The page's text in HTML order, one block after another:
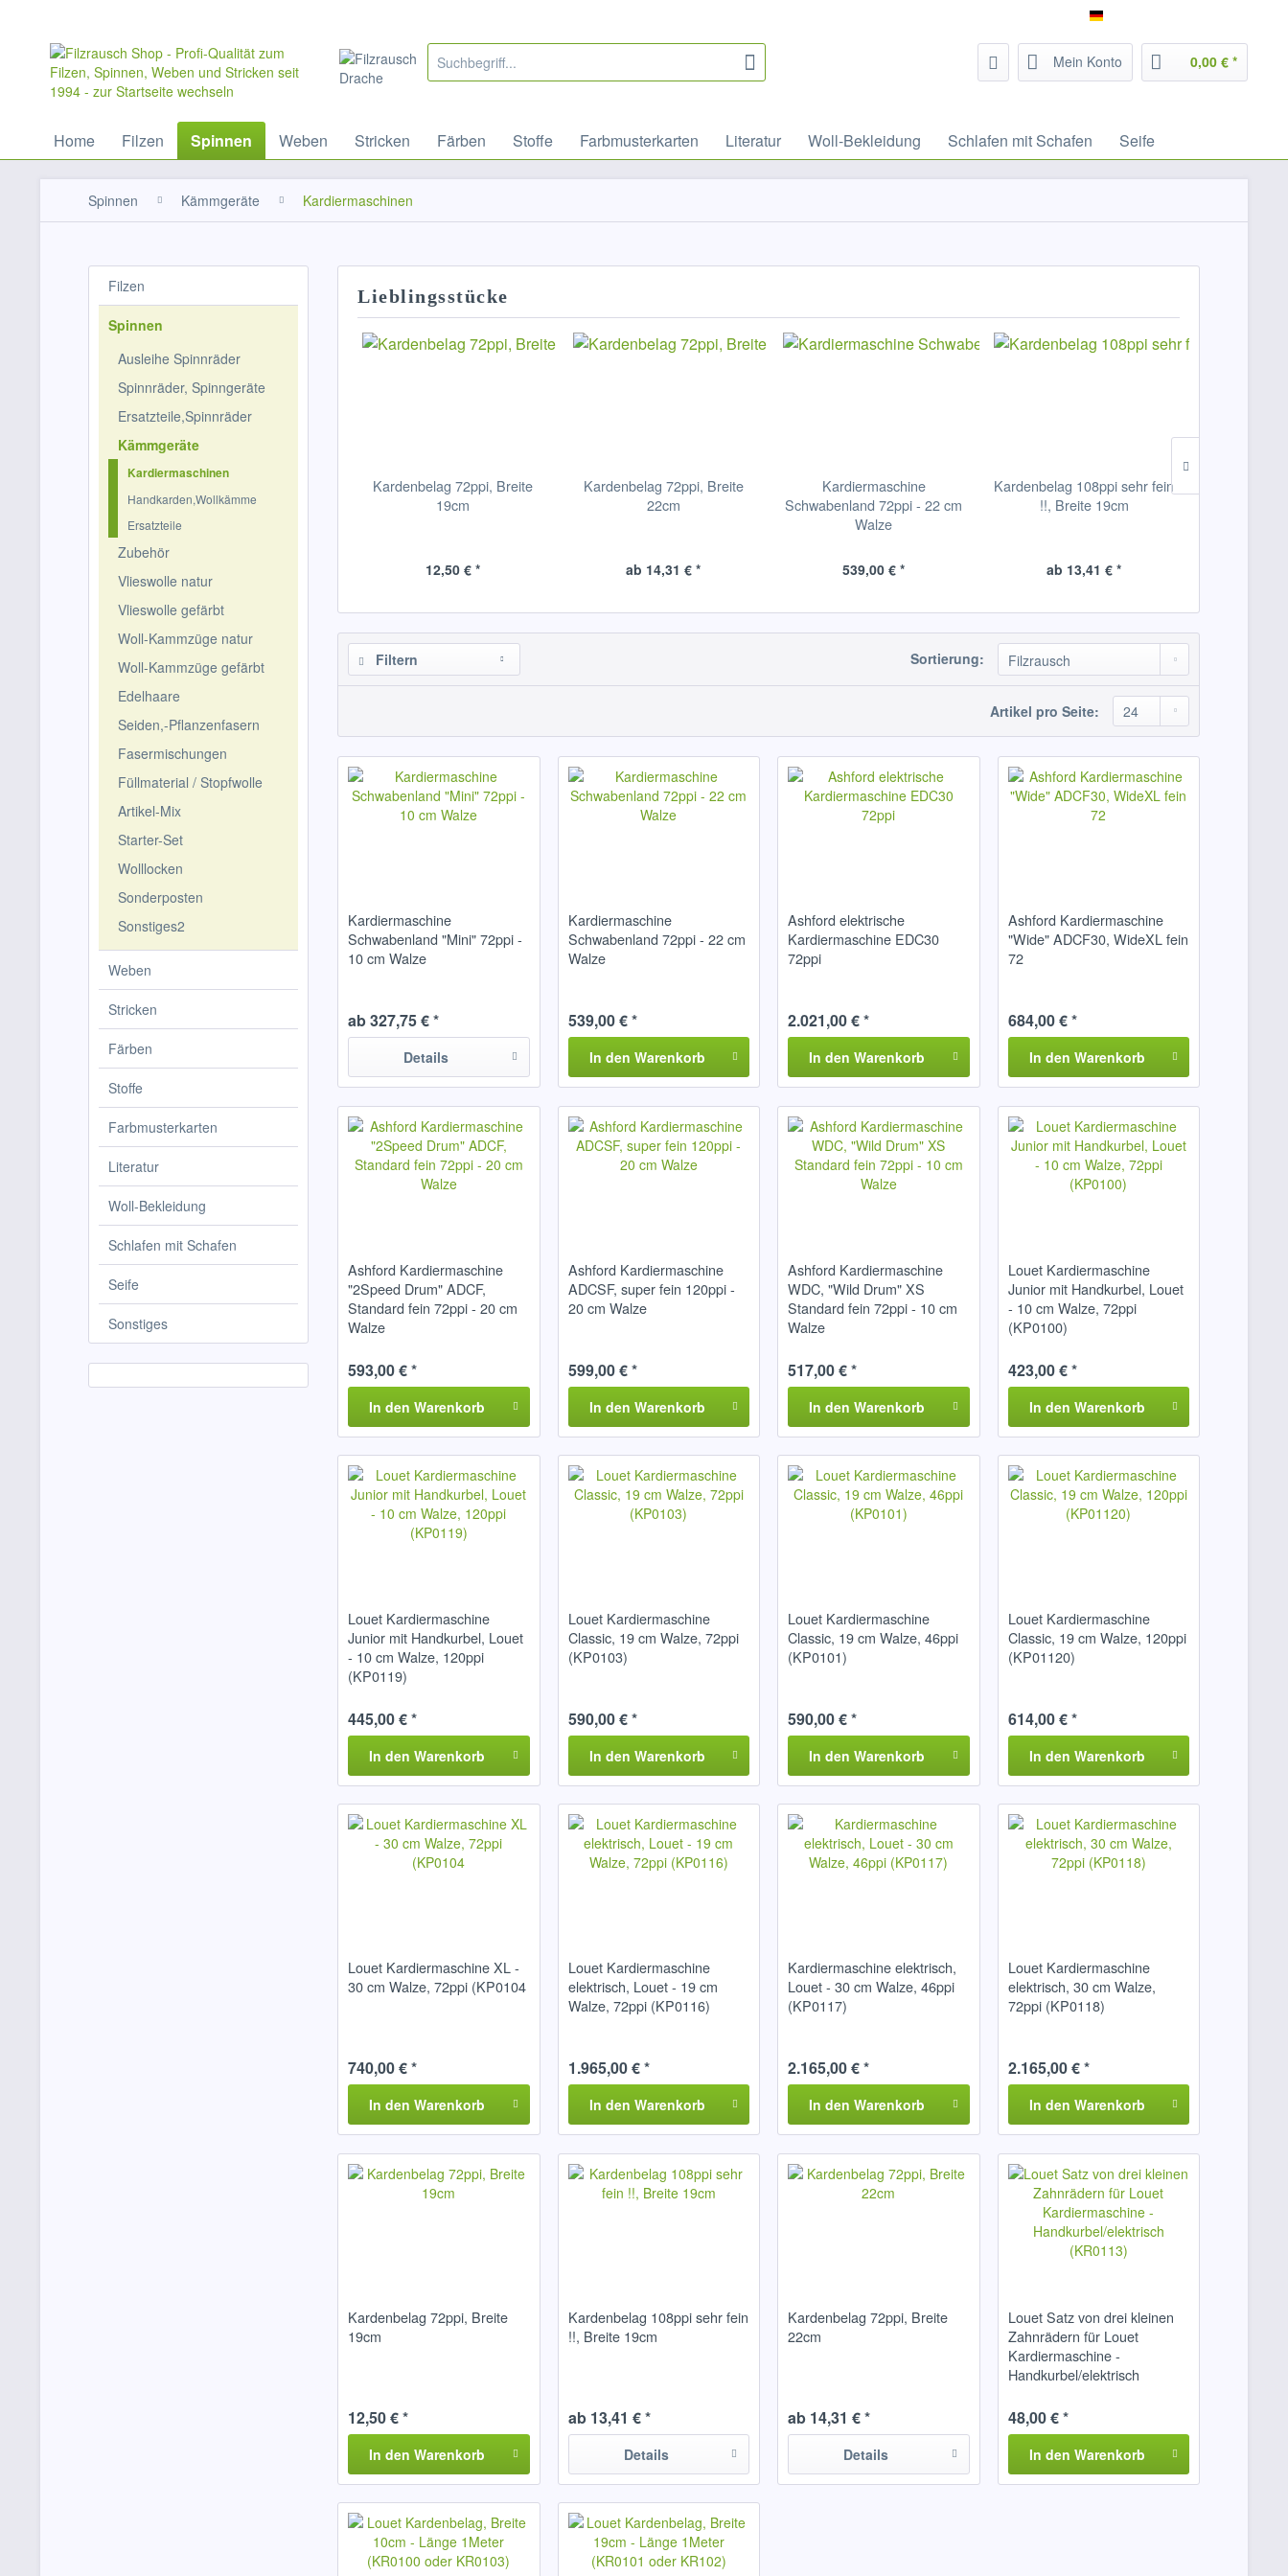
Mein Konto 0,00 € *
Home Filzen Spinnen Weben Stricken Färben Stoffe Farbmusterkarten Literatur Woll-Bekleidung Schlafen mit Schafen Seife
Spinnen Kämmgeräte Kardiermaschinen
Filzen
Spinnen
Ausleihe Spinnräder
Spinnräder, Spinngeräte
Ersatzteile,Spinnräder
Kämmgeräte
Kardiermaschinen
Handkarden,Wollkämme
Ersatzteile
Zubehör
Vlieswolle natur
Vlieswolle gefärbt
Woll-Kammzüge natur
Woll-Kammzüge gefärbt
Edelhaare
Seiden,-Pflanzenfasern
Fasermischungen
Füllmaterial / Stopfwolle
Artikel-Mix
Starter-Set
Wolllocken
Sonderposten
Sonstiges2
Weben
Stricken
Färben
Stoffe
Farbmusterkarten
Literatur
Woll-Bekleidung
Schlafen mit Schafen
Seife
Sonstiges
Lieblingsstücke
Kardenbelag 72ppi, Breite
19cm
12,50 € *
Kardenbelag 72ppi, Breite
22cm
ab 14,31 € *
Kardiermaschine
Schwabenland 72ppi - 22 cm
Walze
539,00 € *
Kardenbelag 108ppi sehr fein
!!, Breite 19cm
ab 13,41 € *
Filtern Sortierung:
Artikel pro Seite:
Kardiermaschine
Schwabenland "Mini" 72ppi -
10 cm Walze
ab 327,75 € *
Details
Kardiermaschine
Schwabenland 72ppi - 22 cm
Walze
539,00 € *
In den Warenkorb
Ashford elektrische
Kardiermaschine EDC30
72ppi
2.021,00 € *
In den Warenkorb
Ashford Kardiermaschine
"Wide" ADCF30, WideXL fein
72
684,00 € *
In den Warenkorb
Ashford Kardiermaschine
"2Speed Drum" ADCF,
Standard fein 72ppi - 20 cm
Walze
593,00 € *
In den Warenkorb
Ashford Kardiermaschine
ADCSF, super fein 120ppi -
20 cm Walze
599,00 € *
In den Warenkorb
Ashford Kardiermaschine
WDC, "Wild Drum" XS
Standard fein 72ppi - 10 cm
Walze
517,00 € *
In den Warenkorb
Louet Kardiermaschine
Junior mit Handkurbel, Louet
- 10 cm Walze, 72ppi
(KP0100)
423,00 € *
In den Warenkorb
Louet Kardiermaschine
Junior mit Handkurbel, Louet
- 10 cm Walze, 120ppi
(KP0119)
445,00 € *
In den Warenkorb
Louet Kardiermaschine
Classic, 19 cm Walze, 72ppi
(KP0103)
590,00 € *
In den Warenkorb
Louet Kardiermaschine
Classic, 19 cm Walze, 46ppi
(KP0101)
590,00 € *
In den Warenkorb
Louet Kardiermaschine
Classic, 19 cm Walze, 120ppi
(KP01120)
614,00 € *
In den Warenkorb
Louet Kardiermaschine XL -
30 cm Walze, 72ppi (KP0104
740,00 € *
In den Warenkorb
Louet Kardiermaschine
elektrisch, Louet - 19 cm
Walze, 72ppi (KP0116)
1.965,00 € *
In den Warenkorb
Kardiermaschine elektrisch,
Louet - 30 cm Walze, 46ppi
(KP0117)
2.165,00 € *
In den Warenkorb
Louet Kardiermaschine
elektrisch, 30 cm Walze,
72ppi (KP0118)
2.165,00 € *
In den Warenkorb
Kardenbelag 72ppi, Breite
19cm
12,50 € *
In den Warenkorb
Kardenbelag 108ppi sehr fein
!!, Breite 19cm
ab 13,41 € *
Details
Kardenbelag 72ppi, Breite
22cm
ab 14,31 € *
Details
Louet Satz von drei kleinen
Zahnrädern für Louet
Kardiermaschine -
Handkurbel/elektrisch
48,00 € *
In den Warenkorb